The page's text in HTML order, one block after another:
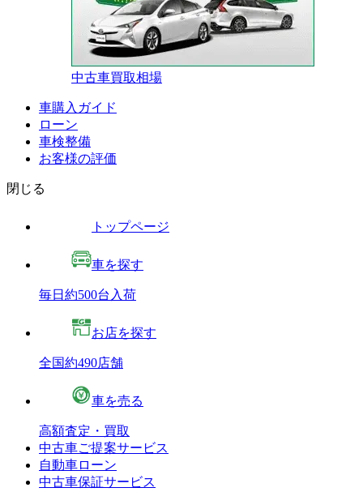
中古車買取相場
車購入ガイド
ローン
車検整備
お客様の評価
閉じる
トップページ
車を探す
毎日約500台入荷
お店を探す
全国約490店舗
車を売る
高額査定・買取
中古車ご提案サービス
自動車ローン
中古車保証サービス